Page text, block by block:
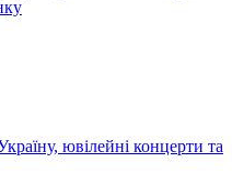
ювілейні концерти та